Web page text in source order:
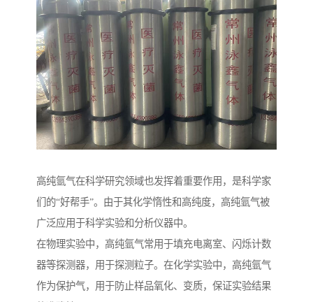
高纯氩气在科学研究领域也发挥着重要作用，是科学家
们的“好帮手”。由于其化学惰性和高纯度，高纯氩气被
广泛应用于科学实验和分析仪器中。
在物理实验中，高纯氩气常用于填充电离室、闪烁计数
器等探测器，用于探测粒子。在化学实验中，高纯氩气
作为保护气，用于防止样品氧化、变质，保证实验结果